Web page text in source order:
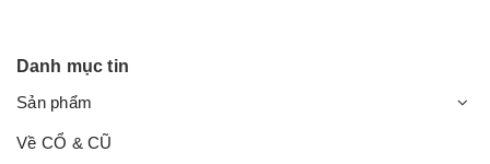
Danh mục tin
Sản phẩm
Về CỔ & CŨ